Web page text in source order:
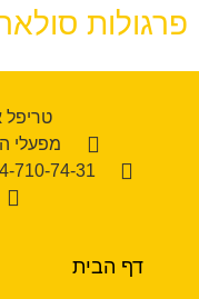
פרגולות
מפעלי
710-74-31
דף הבית